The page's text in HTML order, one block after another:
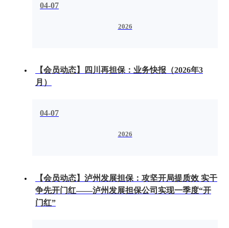
04-07
2026
【会员动态】四川再担保：业务快报（2026年3
月）
04-07
2026
【会员动态】泸州发展担保：攻坚开局提质效 实干
争先开门红——泸州发展担保公司实现一季度“开
门红”